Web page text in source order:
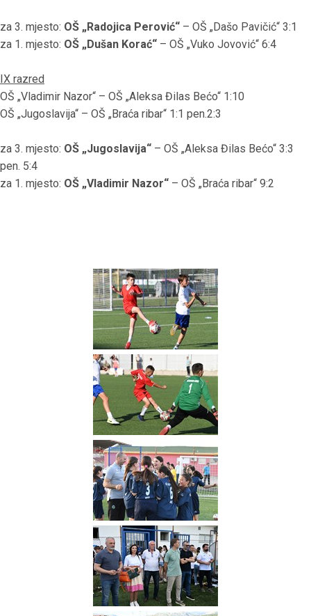
za 3. mjesto: OŠ „Radojica Perović“ – OŠ „Dašo Pavičić“ 3:1
za 1. mjesto: OŠ „Dušan Korać“ – OŠ „Vuko Jovović“ 6:4
IX razred
OŠ „Vladimir Nazor“ – OŠ „Aleksa Đilas Bećo“ 1:10
OŠ „Jugoslavija“ – OŠ „Braća ribar“ 1:1 pen.2:3
za 3. mjesto: OŠ „Jugoslavija“ – OŠ „Aleksa Đilas Bećo“ 3:3
pen. 5:4
za 1. mjesto: OŠ „Vladimir Nazor“ – OŠ „Braća ribar“ 9:2